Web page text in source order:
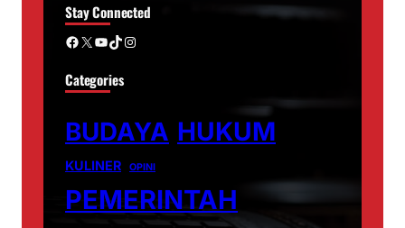
Stay Connected
Facebook X YouTube TikTok Instagram
Categories
BUDAYA HUKUM
KULINER OPINI
PEMERINTAH